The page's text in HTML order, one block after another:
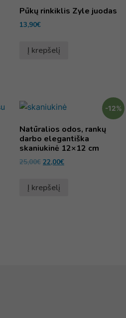
Pūkų rinkiklis Zyle juodas
13,90€
Į krepšelį
-12%
Natūralios odos, rankų
darbo elegantiška
skaniukinė 12×12 cm
25,00€ 22,00€
Į krepšelį